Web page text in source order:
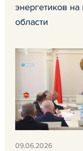
энергетиков
области
09.06.2026